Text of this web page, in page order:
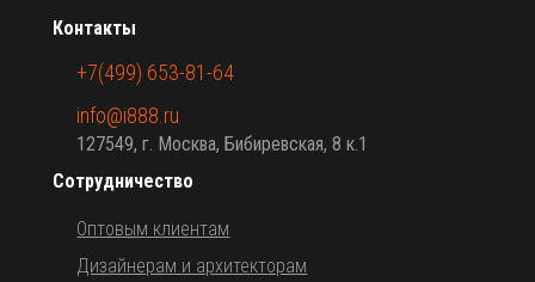
Сотрудничество
Оптовым клиентам
Дизайнерам и архитекторам
Контакты
+7(499) 653-81-64
info@i888.ru
127549, г. Москва, Бибиревская, 8 к.1